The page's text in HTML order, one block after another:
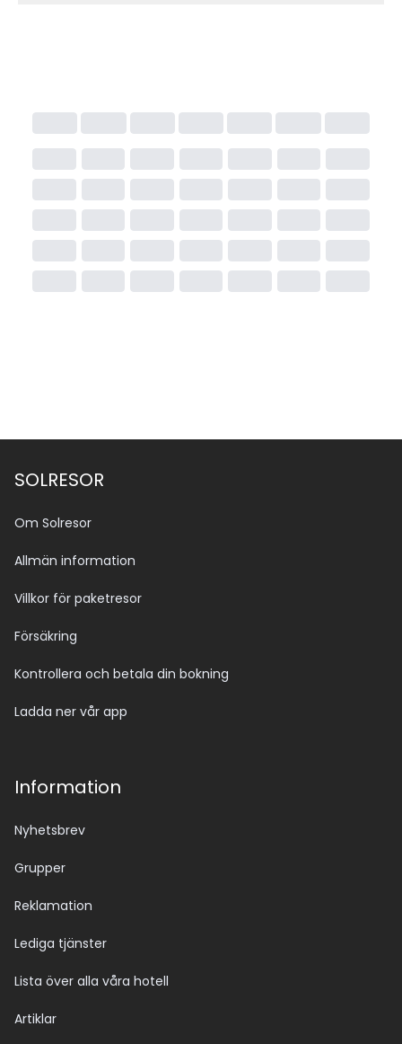
SOLRESOR
Om Solresor
Allmän information
Villkor för paketresor
Försäkring
Kontrollera och betala din bokning
Ladda ner vår app
Information
Nyhetsbrev
Grupper
Reklamation
Lediga tjänster
Lista över alla våra hotell
Artiklar